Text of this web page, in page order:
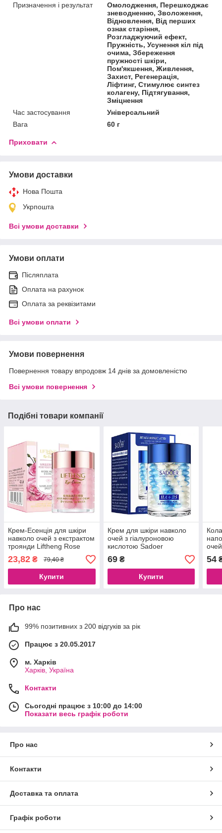
Призначення і результат
Омолодження, Перешкоджає
зневодненню, Зволоження,
Відновлення, Від перших
ознак старіння,
Розгладжуючий ефект,
Пружність, Усунення кіл під
очима, Збереження
пружності шкіри,
Пом'якшення, Живлення,
Захист, Регенерація,
Ліфтинг, Стимулює синтез
колагену, Підтягування,
Зміцнення
Час застосування
Універсальний
Вага
60 г
Приховати
Умови доставки
Нова Пошта
Укрпошта
Всі умови доставки
Умови оплати
Післяплата
Оплата на рахунок
Оплата за реквізитами
Всі умови оплати
Умови повернення
Повернення товару впродовж 14 днів за домовленістю
Всі умови повернення
Подібні товари компанії
Крем-Есенція для шкіри
навколо очей з екстрактом
троянди Liftheng Rose
Moisturizing Eye Cream, 60
г
23,82 ₴ 79,40 ₴
Купити
Крем для шкіри навколо
очей з гіалуроновою
кислотою Sadoer
Hyaluronic Acid HA+B5, 60
g
69₴
Купити
g
54
Про нас
99% позитивних з 200 відгуків за рік
Працює з 20.05.2017
м. Харків
Харків, Україна
Контакти
Сьогодні працює з 10:00 до 14:00
Показати весь графік роботи
Про нас
Контакти
Доставка та оплата
Графік роботи